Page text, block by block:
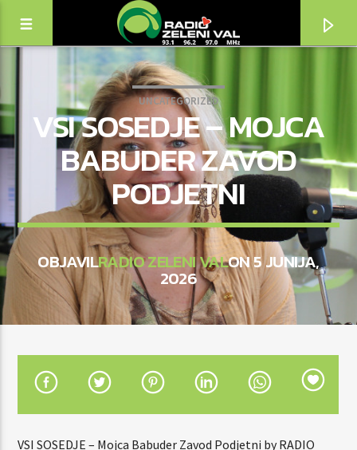
TRENUTNO SE PREDVAJA
NASLOV
UNCATEGORIZED
VSI SOSEDJE – MOJCA
BABUDER ZAVOD
PODJETNI
OBJAVILRADIO ZELENI VALON 5 JUNIJA,
2026
VSI SOSEDJE – Mojca Babuder Zavod Podjetni by RADIO